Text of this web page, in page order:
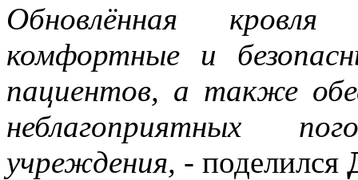
Обновлённая
комфортные и
пациентов, а также
неблагоприятных
учреждения, - поделился